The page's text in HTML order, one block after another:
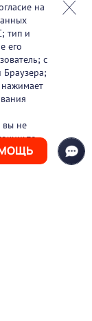
на
тип и
его
с
Браузера;
вы не